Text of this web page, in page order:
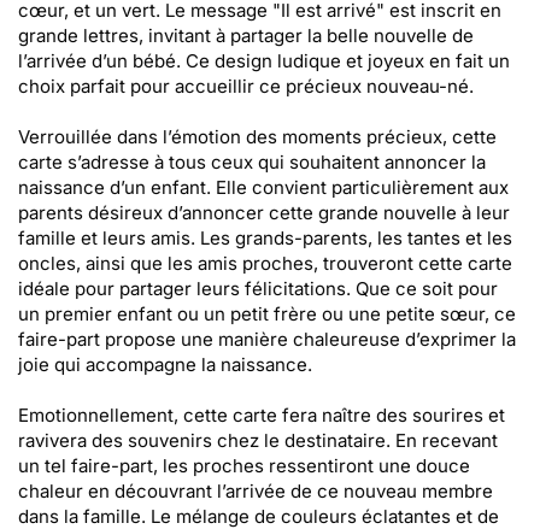
cœur, et un vert. Le message "Il est arrivé" est inscrit en
grande lettres, invitant à partager la belle nouvelle de
l’arrivée d’un bébé. Ce design ludique et joyeux en fait un
choix parfait pour accueillir ce précieux nouveau-né.
Verrouillée dans l’émotion des moments précieux, cette
carte s’adresse à tous ceux qui souhaitent annoncer la
naissance d’un enfant. Elle convient particulièrement aux
parents désireux d’annoncer cette grande nouvelle à leur
famille et leurs amis. Les grands-parents, les tantes et les
oncles, ainsi que les amis proches, trouveront cette carte
idéale pour partager leurs félicitations. Que ce soit pour
un premier enfant ou un petit frère ou une petite sœur, ce
faire-part propose une manière chaleureuse d’exprimer la
joie qui accompagne la naissance.
Emotionnellement, cette carte fera naître des sourires et
ravivera des souvenirs chez le destinataire. En recevant
un tel faire-part, les proches ressentiront une douce
chaleur en découvrant l’arrivée de ce nouveau membre
dans la famille. Le mélange de couleurs éclatantes et de